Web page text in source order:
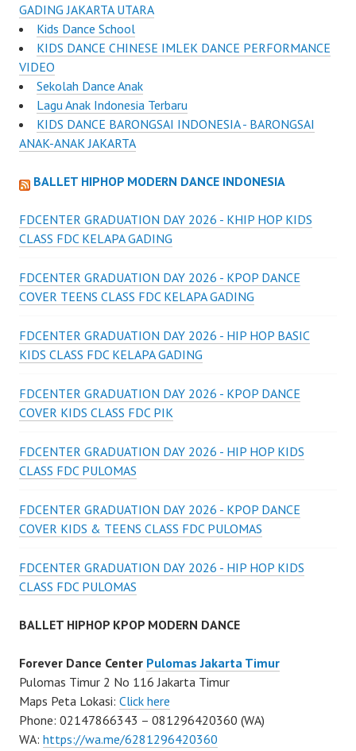
GADING JAKARTA UTARA
Kids Dance School
KIDS DANCE CHINESE IMLEK DANCE PERFORMANCE
VIDEO
Sekolah Dance Anak
Lagu Anak Indonesia Terbaru
KIDS DANCE BARONGSAI INDONESIA - BARONGSAI
ANAK-ANAK JAKARTA
BALLET HIPHOP MODERN DANCE INDONESIA
FDCENTER GRADUATION DAY 2026 - KHIP HOP KIDS
CLASS FDC KELAPA GADING
FDCENTER GRADUATION DAY 2026 - KPOP DANCE
COVER TEENS CLASS FDC KELAPA GADING
FDCENTER GRADUATION DAY 2026 - HIP HOP BASIC
KIDS CLASS FDC KELAPA GADING
FDCENTER GRADUATION DAY 2026 - KPOP DANCE
COVER KIDS CLASS FDC PIK
FDCENTER GRADUATION DAY 2026 - HIP HOP KIDS
CLASS FDC PULOMAS
FDCENTER GRADUATION DAY 2026 - KPOP DANCE
COVER KIDS & TEENS CLASS FDC PULOMAS
FDCENTER GRADUATION DAY 2026 - HIP HOP KIDS
CLASS FDC PULOMAS
BALLET HIPHOP KPOP MODERN DANCE
Forever Dance Center Pulomas Jakarta Timur
Pulomas Timur 2 No 116 Jakarta Timur
Maps Peta Lokasi: Click here
Phone: 02147866343 – 081296420360 (WA)
WA: https://wa.me/6281296420360